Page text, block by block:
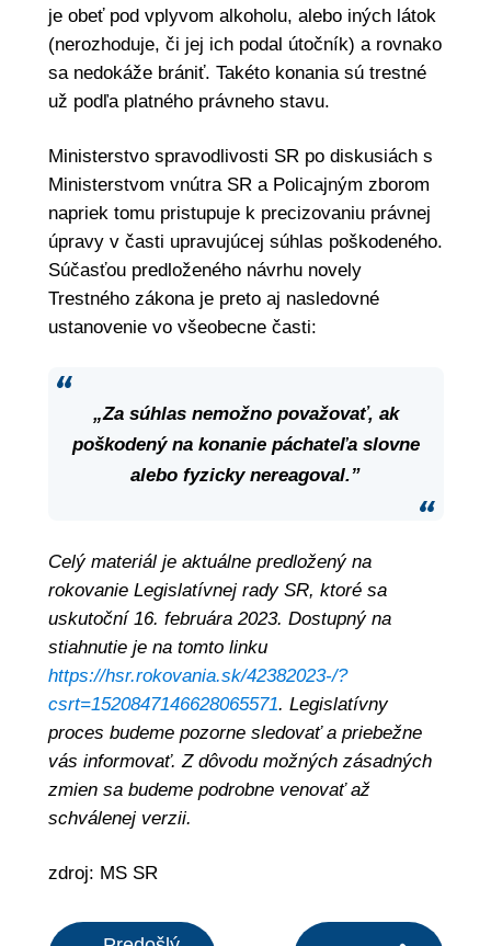
je obeť pod vplyvom alkoholu, alebo iných látok
(nerozhoduje, či jej ich podal útočník) a rovnako
sa nedokáže brániť. Takéto konania sú trestné
už podľa platného právneho stavu.
Ministerstvo spravodlivosti SR po diskusiách s
Ministerstvom vnútra SR a Policajným zborom
napriek tomu pristupuje k precizovaniu právnej
úpravy v časti upravujúcej súhlas poškodeného.
Súčasťou predloženého návrhu novely
Trestného zákona je preto aj nasledovné
ustanovenie vo všeobecne časti:
„Za súhlas nemožno považovať, ak
poškodený na konanie páchateľa slovne
alebo fyzicky nereagoval.”
Celý materiál je aktuálne predložený na
rokovanie Legislatívnej rady SR, ktoré sa
uskutoční 16. februára 2023. Dostupný na
stiahnutie je na tomto linku
https://hsr.rokovania.sk/42382023-/?
csrt=1520847146628065571. Legislatívny
proces budeme pozorne sledovať a priebežne
vás informovať. Z dôvodu možných zásadných
zmien sa budeme podrobne venovať až
schválenej verzii.
zdroj: MS SR